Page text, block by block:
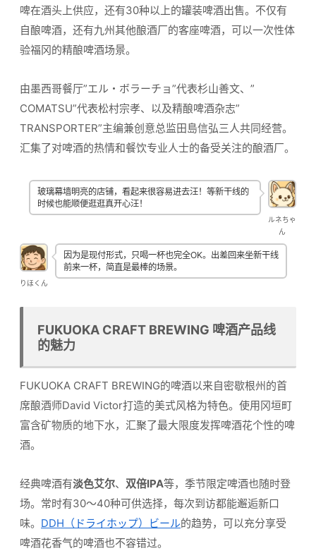
啤在酒头上供应，还有30种以上的罐装啤酒出售。不仅有
自酿啤酒，还有九州其他酿酒厂的客座啤酒，可以一次性体
验福冈的精酿啤酒场景。
由墨西哥餐厅”エル・ボラーチョ”代表杉山善文、”
COMATSU”代表松村宗孝、以及精酿啤酒杂志”
TRANSPORTER”主编兼创意总监田島信弘三人共同经营。
汇集了对啤酒的热情和餐饮专业人士的备受关注的酿酒厂。
ルネちゃ
ん
玻璃幕墙明亮的店铺，看起来很容易进去汪！等新干线的
时候也能顺便逛逛真开心汪！
りほくん
因为是现付形式，只喝一杯也完全OK。出差回来坐新干线
前来一杯，简直是最棒的场景。
FUKUOKA CRAFT BREWING 啤酒产品线
的魅力
FUKUOKA CRAFT BREWING的啤酒以来自密歇根州的首
席酿酒师David Victor打造的美式风格为特色。使用冈垣町
富含矿物质的地下水，汇聚了最大限度发挥啤酒花个性的啤
酒。
经典啤酒有淡色艾尔、 双倍IPA等，季节限定啤酒也随时登
场。常时有30〜40种可供选择，每次到访都能邂逅新口
味。 DDH（ドライホップ）ビール的趋势，可以充分享受
啤酒花香气的啤酒也不容错过。